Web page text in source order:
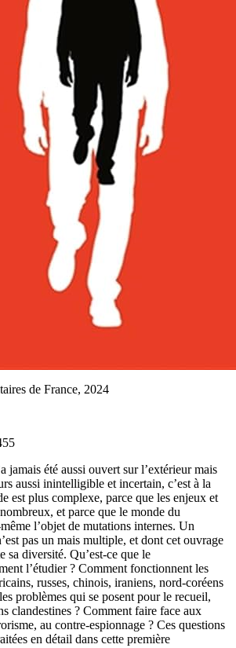
de France, 2024
jamais été aussi ouvert sur l’extérieur mais
aussi inintelligible et incertain, c’est à la
est plus complexe, parce que les enjeux et
et parce que le monde du
l’objet de mutations internes. Un
pas un mais multiple, et dont cet ouvrage
sa diversité. Qu’est-ce que le
l’étudier ? Comment fonctionnent les
russes, chinois, iraniens, nord-coréens
problèmes qui se posent pour le recueil,
clandestines ? Comment faire face aux
au contre-espionnage ? Ces questions
en détail dans cette première